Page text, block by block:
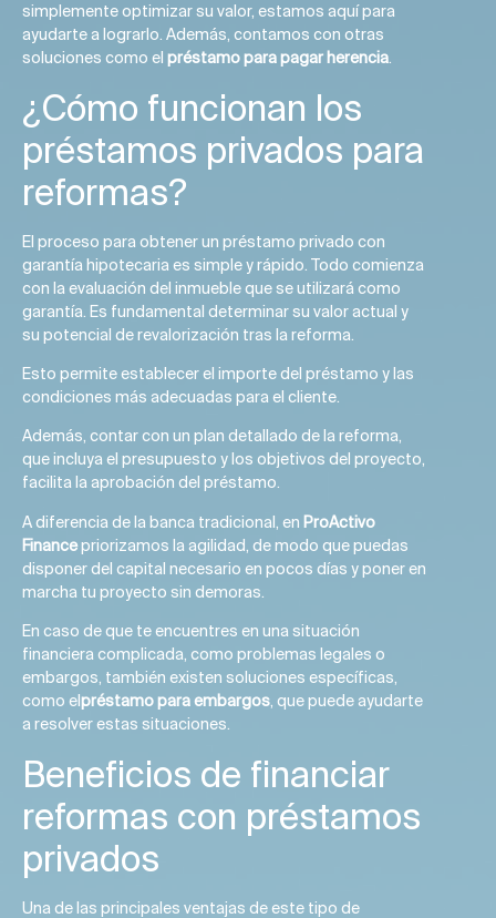
simplemente optimizar su valor, estamos aquí para
ayudarte a lograrlo. Además, contamos con otras
soluciones como el préstamo para pagar herencia.
¿Cómo funcionan los
préstamos privados para
reformas?
El proceso para obtener un préstamo privado con
garantía hipotecaria es simple y rápido. Todo comienza
con la evaluación del inmueble que se utilizará como
garantía. Es fundamental determinar su valor actual y
su potencial de revalorización tras la reforma.
Esto permite establecer el importe del préstamo y las
condiciones más adecuadas para el cliente.
Además, contar con un plan detallado de la reforma,
que incluya el presupuesto y los objetivos del proyecto,
facilita la aprobación del préstamo.
A diferencia de la banca tradicional, en ProActivo
Financepriorizamos la agilidad, de modo que puedas
disponer del capital necesario en pocos días y poner en
marcha tu proyecto sin demoras.
En caso de que te encuentres en una situación
financiera complicada, como problemas legales o
embargos, también existen soluciones específicas,
como elpréstamo para embargos, que puede ayudarte
a resolver estas situaciones.
Beneficios de financiar
reformas con préstamos
privados
Una de las principales ventajas de este tipo de